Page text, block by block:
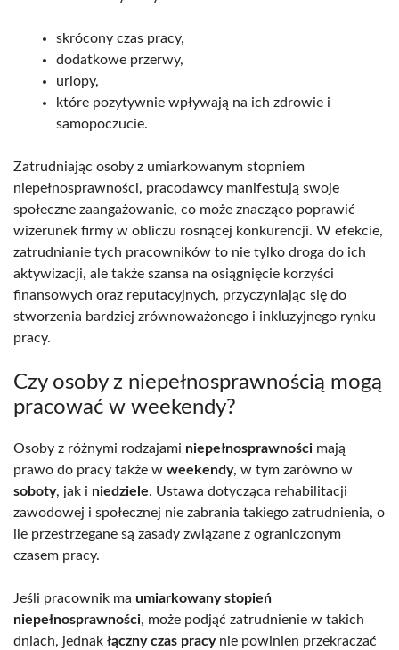
skrócony czas pracy,
dodatkowe przerwy,
urlopy,
które pozytywnie wpływają na ich zdrowie i
samopoczucie.
Zatrudniając osoby z umiarkowanym stopniem
niepełnosprawności, pracodawcy manifestują swoje
społeczne zaangażowanie, co może znacząco poprawić
wizerunek firmy w obliczu rosnącej konkurencji. W efekcie,
zatrudnianie tych pracowników to nie tylko droga do ich
aktywizacji, ale także szansa na osiągnięcie korzyści
finansowych oraz reputacyjnych, przyczyniając się do
stworzenia bardziej zrównoważonego i inkluzyjnego rynku
pracy.
Czy osoby z niepełnosprawnością mogą
pracować w weekendy?
Osoby z różnymi rodzajami niepełnosprawności mają
prawo do pracy także w weekendy, w tym zarówno w
soboty, jak i niedziele. Ustawa dotycząca rehabilitacji
zawodowej i społecznej nie zabrania takiego zatrudnienia, o
ile przestrzegane są zasady związane z ograniczonym
czasem pracy.
Jeśli pracownik ma umiarkowany stopień
niepełnosprawności, może podjąć zatrudnienie w takich
dniach, jednak łączny czas pracynie powinien przekraczać